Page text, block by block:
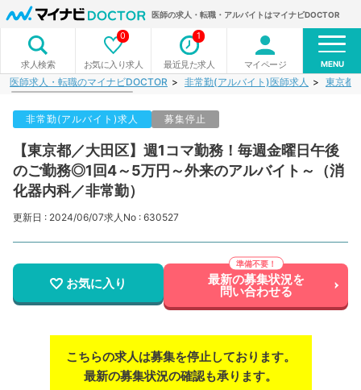
医師の求人・転職・アルバイトはマイナビDOCTOR
求人検索 お気に入り求人
0
最近見た求人
1
マイページ MENU
医師求人・転職のマイナビDOCTOR 非常勤(アルバイト)医師求人 東京都
非常勤(アルバイト)求人 募集停止
【東京都／大田区】週1コマ勤務！毎週金曜日午後
のご勤務◎1回4～5万円～外来のアルバイト～（消
化器内科／非常勤）
更新日 : 2024/06/07求人No : 630527
お気に入り 最新の募集状況を
問い合わせる
こちらの求人は募集を停止しております。
最新の募集状況の確認も承ります。